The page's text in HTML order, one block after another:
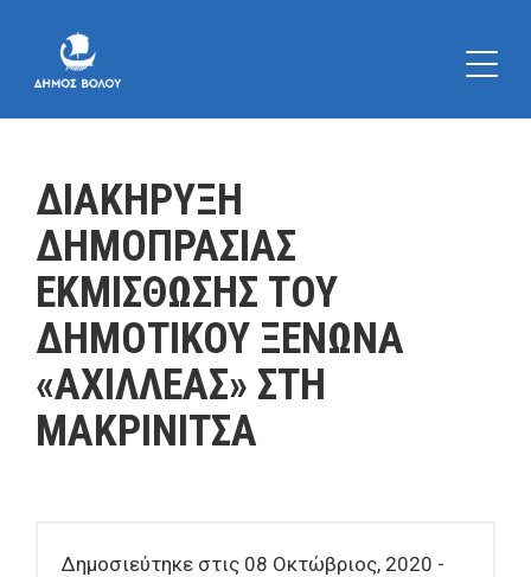
ΔΙΑΚΗΡΥΞΗ
ΔΗΜΟΠΡΑΣΙΑΣ
ΕΚΜΙΣΘΩΣΗΣ ΤΟΥ
ΔΗΜΟΤΙΚΟΥ ΞΕΝΩΝΑ
«ΑΧΙΛΛΕΑΣ» ΣΤΗ
ΜΑΚΡΙΝΙΤΣΑ
Δημοσιεύτηκε στις 08 Οκτώβριος, 2020 -